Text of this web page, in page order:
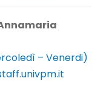
– Venerdi)